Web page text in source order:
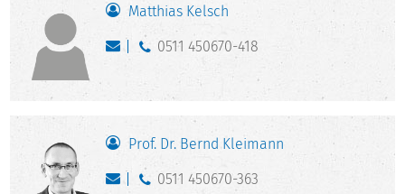
Matthias Kelsch
0511 450670-418
Prof. Dr. Bernd Kleimann
0511 450670-363